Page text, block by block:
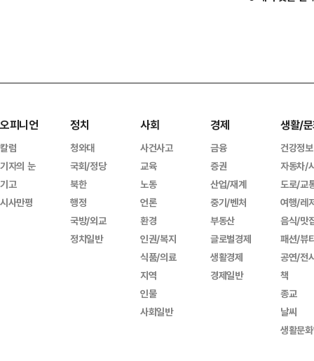
오피니언
칼럼
기자의 눈
기고
시사만평
정치
청와대
국회/정당
북한
행정
국방/외교
정치일반
사회
사건사고
교육
노동
언론
환경
인권/복지
식품/의료
지역
인물
사회일반
경제
금융
증권
산업/재계
중기/벤처
부동산
글로벌경제
생활경제
경제일반
생활/
건강정보
자동차/
도로/교
여행/레
음식/맛
패션/뷰
공연/전
책
종교
날씨
생활문